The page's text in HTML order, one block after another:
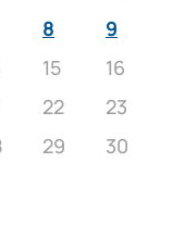
8
9
15
16
22
23
29
30